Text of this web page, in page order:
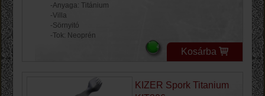
-Anyaga: Titánium
-Villa
-Sörnyitó
-Tok: Neoprén
Kosárba
KIZER Spork Titanium